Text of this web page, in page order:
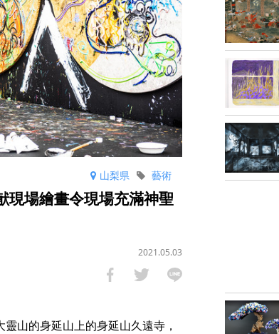
山梨県 藝術
現場繪畫令現場充滿神聖
2021.05.03
山的身延山上的身延山久遠寺，